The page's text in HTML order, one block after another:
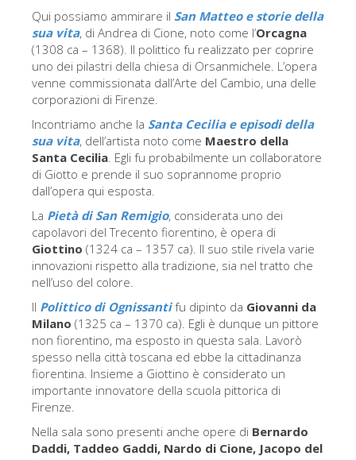
Il giardino di Boboli
La torre di Arnolfo
Corridoio Vasariano
Palazzo Vecchio
Santa Maria Novella
Santa Croce
Prenota ora
Prenota una visita guidata
Solo biglietti ad Ingresso rapido
Qui possiamo ammirare il San Matteo e storie della
sua vita, di Andrea di Cione, noto come l’Orcagna
(1308 ca – 1368). Il polittico fu realizzato per coprire
uno dei pilastri della chiesa di Orsanmichele. L’opera
venne commissionata dall’Arte del Cambio, una delle
corporazioni di Firenze.
Incontriamo anche la Santa Cecilia e episodi della
sua vita, dell’artista noto come Maestro della
Santa Cecilia. Egli fu probabilmente un collaboratore
di Giotto e prende il suo soprannome proprio
dall’opera qui esposta.
La Pietà di San Remigio, considerata uno dei
capolavori del Trecento fiorentino, è opera di
Giottino (1324 ca – 1357 ca). Il suo stile rivela varie
innovazioni rispetto alla tradizione, sia nel tratto che
nell’uso del colore.
Il Polittico di Ognissantifu dipinto da Giovanni da
Milano (1325 ca – 1370 ca). Egli è dunque un pittore
non fiorentino, ma esposto in questa sala. Lavorò
spesso nella città toscana ed ebbe la cittadinanza
fiorentina. Insieme a Giottino è considerato un
importante innovatore della scuola pittorica di
Firenze.
Nella sala sono presenti anche opere di Bernardo
Daddi, Taddeo Gaddi, Nardo di Cione, Jacopo del